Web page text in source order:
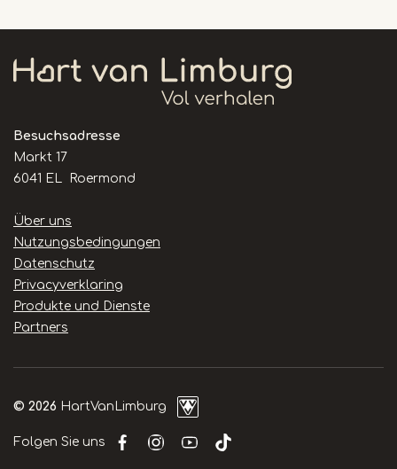
Besuchsadresse
Markt 17
6041 EL Roermond
Handige
links
Über uns
Nutzungsbedingungen
Datenschutz
Privacyverklaring
Produkte und Dienste
Partners
© 2026 HartVanLimburg
Folgen Sie uns